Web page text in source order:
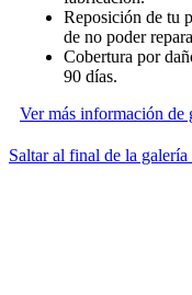
Reposición de tu
de no poder
Cobertura por
90 días.
Ver más información de
Saltar al final de la galería